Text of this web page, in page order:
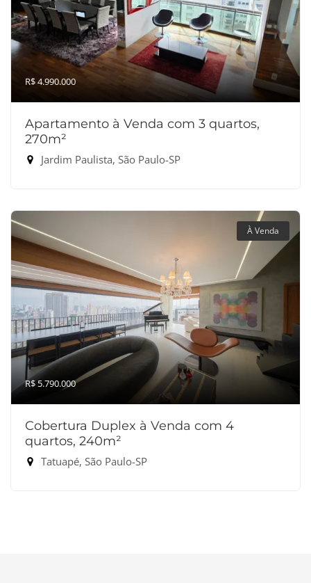
R$ 4.990.000
Apartamento à Venda com 3 quartos,
270m²
Jardim Paulista, São Paulo-SP
À Venda
R$ 5.790.000
Cobertura Duplex à Venda com 4
quartos, 240m²
Tatuapé, São Paulo-SP